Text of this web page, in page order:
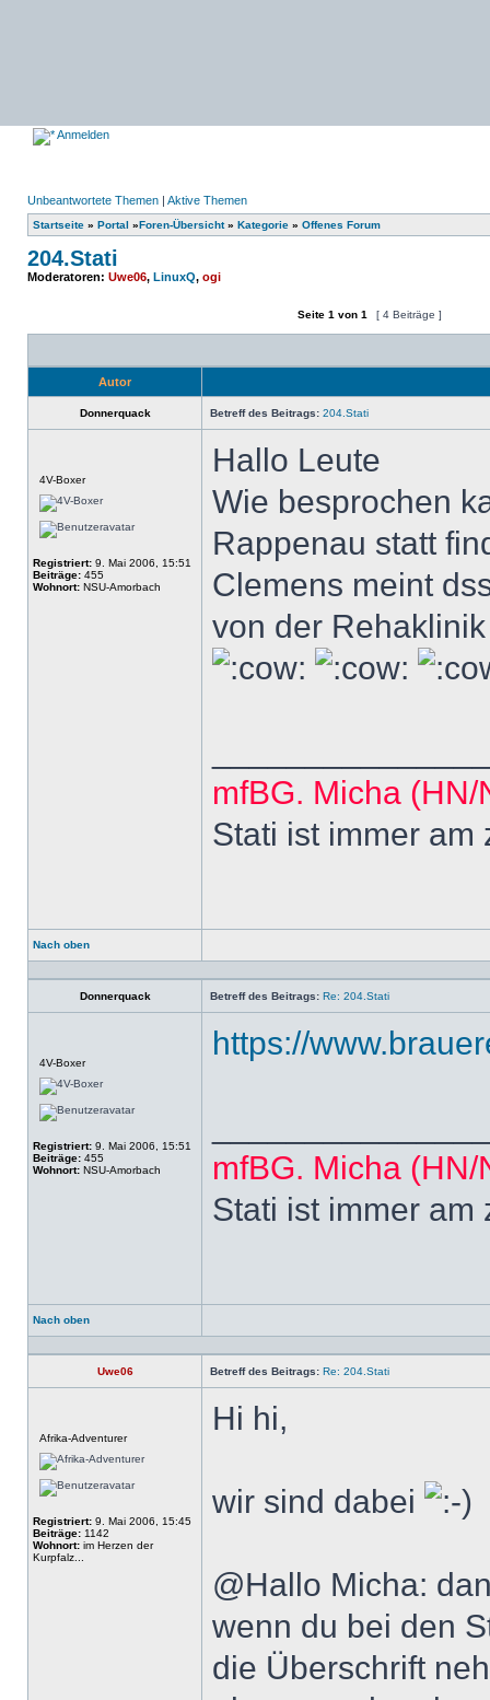
Anmelden
Unbeantwortete Themen | Aktive Themen
Startseite » Portal »Foren-Übersicht» Kategorie » Offenes Forum
204.Stati
Moderatoren: Uwe06, LinuxQ, ogi
Ein neues Thema erstellenAuf das Thema antworten
Seite 1 von 1 [ 4 Beiträge ]
Autor
Donnerquack Betreff des Beitrags: 204.Stati
4V-Boxer
Registriert: 9. Mai 2006, 15:51
Beiträge: 455
Wohnort: NSU-Amorbach
Hallo Leute
Wie besprochen
Rappenau statt
Clemens meint
von der
mfBG. Micha
Stati ist immer am
Nach oben
Profil
Donnerquack Betreff des Beitrags: Re: 204.Stati
4V-Boxer
Registriert: 9. Mai 2006, 15:51
Beiträge: 455
Wohnort: NSU-Amorbach
https://
mfBG. Micha
Stati ist immer am
Nach oben
Profil
Uwe06 Betreff des Beitrags: Re: 204.Stati
Afrika-Adventurer
Registriert: 9. Mai 2006, 15:45
Beiträge: 1142
Wohnort: im Herzen der
Kurpfalz...
Hi hi,
wir sind dabei
@Hallo Micha:
wenn du bei den
die Überschrift